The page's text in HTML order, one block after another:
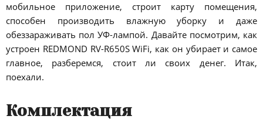
мобильное приложение, строит карту помещения,
способен производить влажную уборку и даже
обеззараживать пол УФ-лампой. Давайте посмотрим, как
устроен REDMOND RV-R650S WiFi, как он убирает и самое
главное, разберемся, стоит ли своих денег. Итак,
поехали.
Комплектация